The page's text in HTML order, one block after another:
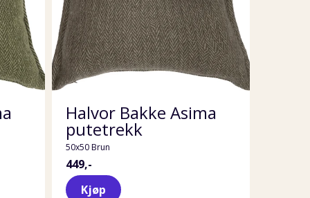
Halvor Bakke Asima
putetrekk
50x50 Brun
449,-
Kjøp